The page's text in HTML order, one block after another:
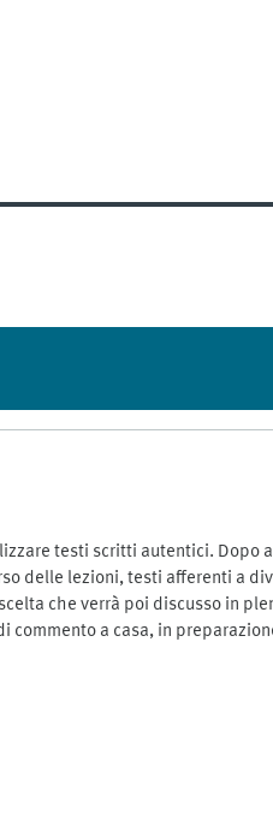
testi scritti autentici.
delle lezioni, testi afferenti a
che verrà poi discusso in
a casa, in